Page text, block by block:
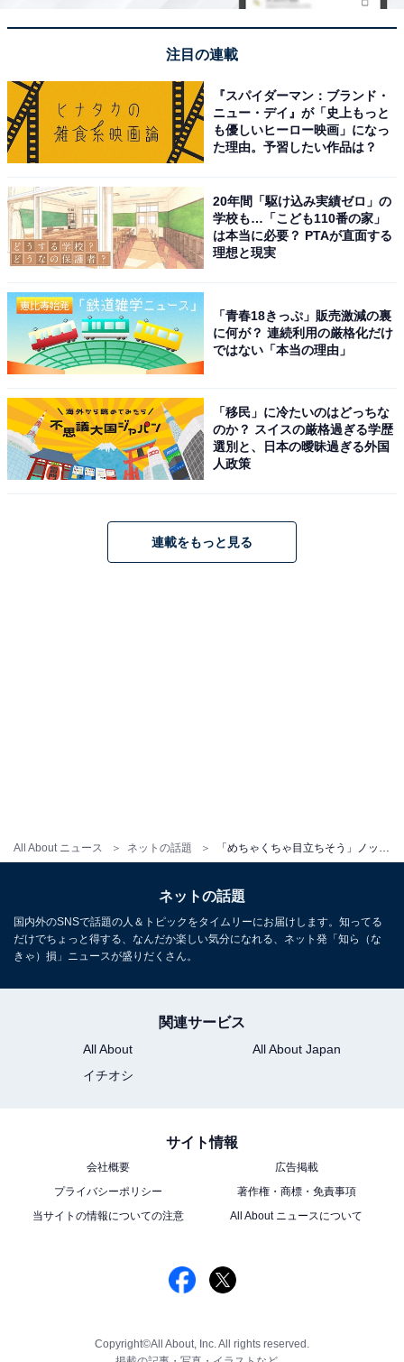
All About ニュース ネットの話題
注目の連載
『スパイダーマン：ブランド・
ニュー・デイ』が「史上もっと
も優しいヒーロー映画」になっ
た理由。予習したい作品は？
20年間「駆け込み実績ゼロ」の
学校も…「こども110番の家」
は本当に必要？ PTAが直面する
理想と現実
「青春18きっぷ」販売激減の裏
に何が？ 連続利用の厳格化だけ
ではない「本当の理由」
「移民」に冷たいのはどっちな
のか？ スイスの厳格過ぎる学歴
選別と、日本の曖昧過ぎる外国
人政策
連載をもっと見る
ネットの話題
国内外のSNSで話題の人＆トピックをタイムリーにお届けします。知ってる
だけでちょっと得する、なんだか楽しい気分になれる、ネット発「知ら（な
きゃ）損」ニュースが盛りだくさん。
関連サービス
All About
All About Japan
イチオシ
サイト情報
会社概要
広告掲載
プライバシーポリシー
著作権・商標・免責事項
当サイトの情報についての注意
All About ニュースについて
Copyright©All About, Inc. All rights reserved.